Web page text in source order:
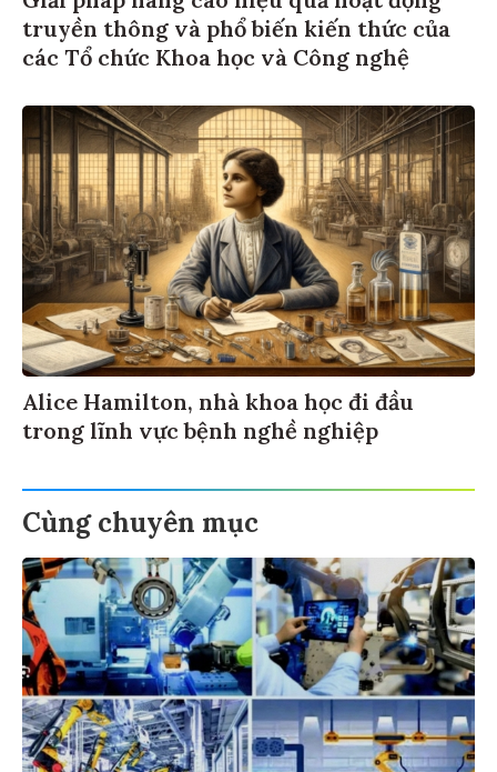
truyền thông và phổ biến kiến thức của
các Tổ chức Khoa học và Công nghệ
Alice Hamilton, nhà khoa học đi đầu
trong lĩnh vực bệnh nghề nghiệp
Cùng chuyên mục